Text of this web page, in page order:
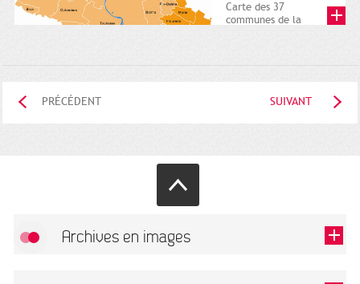
Carte des 37
communes de la
PRÉCÉDENT SUIVANT
Archives en images